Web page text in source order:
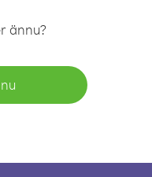
ännu?